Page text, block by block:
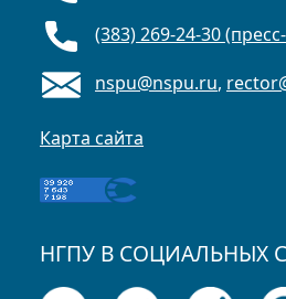
(383) 269-24-30
nspu@nspu.ru,
Карта сайта
НГПУ В СОЦИАЛЬНЫХ